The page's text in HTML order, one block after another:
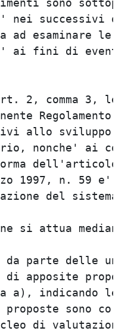
sono
nei
ad
ai fini di
2, comma
allo
a norma
15 marzo
da parte
di apposite
a),
proposte
nucleo di